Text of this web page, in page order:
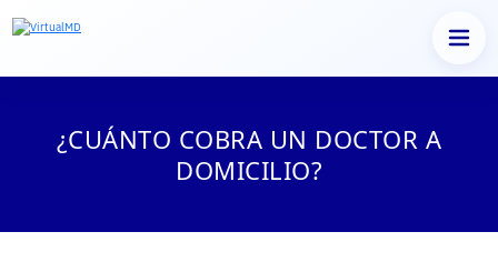
contenido¿CUÁNTO COBRA UN DOCTOR A
DOMICILIO?